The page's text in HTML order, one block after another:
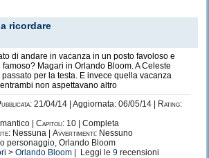
ricordare
di andare in vacanza in un posto favoloso e
Magari in Orlando Bloom. A Celeste
per la testa. E invece quella vacanza
non aspettavano altro
21/04/14 | Aggiornata: 06/05/14 |
Rating:
| Capitoli: 10 | Completa
Nessuna | Avvertimenti: Nessuno
personaggio, Orlando Bloom
> Orlando Bloom | Leggi le 9 recensioni